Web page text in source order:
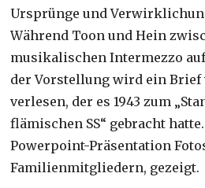
Ursprünge und
Während Toon und Hein
musikalischen Intermezzo
der Vorstellung wird ein Brief
verlesen, der es 1943 zum
flämischen SS“ gebracht
Powerpoint-Präsentation
Familienmitgliedern, gezeigt.